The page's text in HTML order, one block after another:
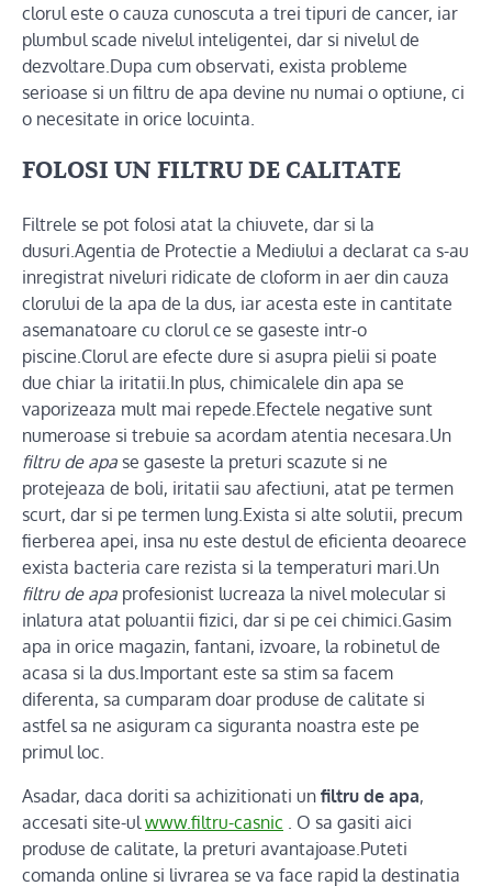
clorul este o cauza cunoscuta a trei tipuri de cancer, iar
plumbul scade nivelul inteligentei, dar si nivelul de
dezvoltare.Dupa cum observati, exista probleme
serioase si un filtru de apa devine nu numai o optiune, ci
o necesitate in orice locuinta.
FOLOSI UN FILTRU DE CALITATE
Filtrele se pot folosi atat la chiuvete, dar si la
dusuri.Agentia de Protectie a Mediului a declarat ca s-au
inregistrat niveluri ridicate de cloform in aer din cauza
clorului de la apa de la dus, iar acesta este in cantitate
asemanatoare cu clorul ce se gaseste intr-o
piscine.Clorul are efecte dure si asupra pielii si poate
due chiar la iritatii.In plus, chimicalele din apa se
vaporizeaza mult mai repede.Efectele negative sunt
numeroase si trebuie sa acordam atentia necesara.Un
filtru de apa se gaseste la preturi scazute si ne
protejeaza de boli, iritatii sau afectiuni, atat pe termen
scurt, dar si pe termen lung.Exista si alte solutii, precum
fierberea apei, insa nu este destul de eficienta deoarece
exista bacteria care rezista si la temperaturi mari.Un
filtru de apa profesionist lucreaza la nivel molecular si
inlatura atat poluantii fizici, dar si pe cei chimici.Gasim
apa in orice magazin, fantani, izvoare, la robinetul de
acasa si la dus.Important este sa stim sa facem
diferenta, sa cumparam doar produse de calitate si
astfel sa ne asiguram ca siguranta noastra este pe
primul loc.
Asadar, daca doriti sa achizitionati un filtru de apa,
accesati site-ulwww.filtru-casnic . O sa gasiti aici
produse de calitate, la preturi avantajoase.Puteti
comanda online si livrarea se va face rapid la destinatia